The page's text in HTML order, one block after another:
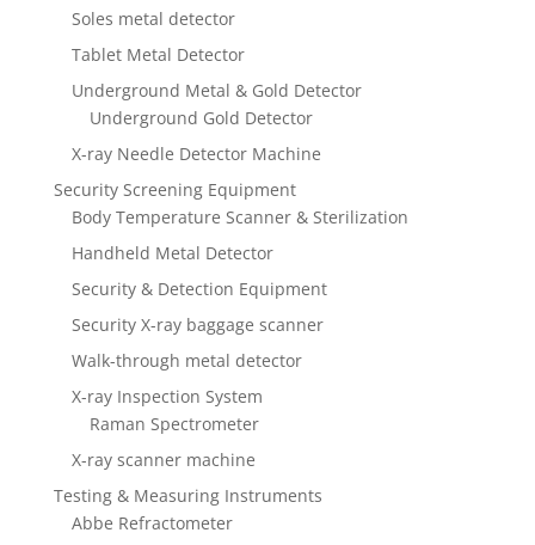
Soles metal detector
Tablet Metal Detector
Underground Metal & Gold Detector
Underground Gold Detector
X-ray Needle Detector Machine
Security Screening Equipment
Body Temperature Scanner & Sterilization
Handheld Metal Detector
Security & Detection Equipment
Security X-ray baggage scanner
Walk-through metal detector
X-ray Inspection System
Raman Spectrometer
X-ray scanner machine
Testing & Measuring Instruments
Abbe Refractometer